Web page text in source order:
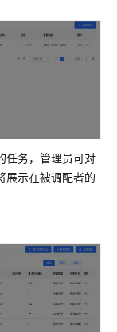
任务，管理员可对
展示在被调配者的